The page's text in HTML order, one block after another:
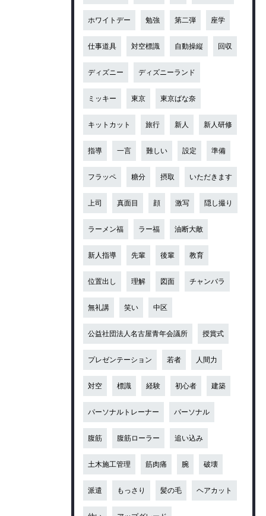
ホワイトデー 勉強 第二弾 座学
仕事道具 対空標識 自動操縦 回収
ディズニー ディズニーランド
ミッキー 東京 東京ばな奈
キットカット 旅行 新人 新人研修
指導 一言 難しい 設定 準備
フラッペ 糖分 摂取 いただきます
上司 真面目 顔 激写 隠し撮り
ラーメン福 ラー福 油断大敵
新人指導 先輩 後輩 教育
位置出し 理解 図面 チャンバラ
無礼講 笑い 中区
公益社団法人名古屋青年会議所 授賞式
プレゼンテーション 若者 人間力
対空 標識 経験 初心者 建築
パーソナルトレーナー パーソナル
腹筋 腹筋ローラー 追い込み
土木施工管理 筋肉痛 腕 破壊
派遣 もっさり 髪の毛 ヘアカット